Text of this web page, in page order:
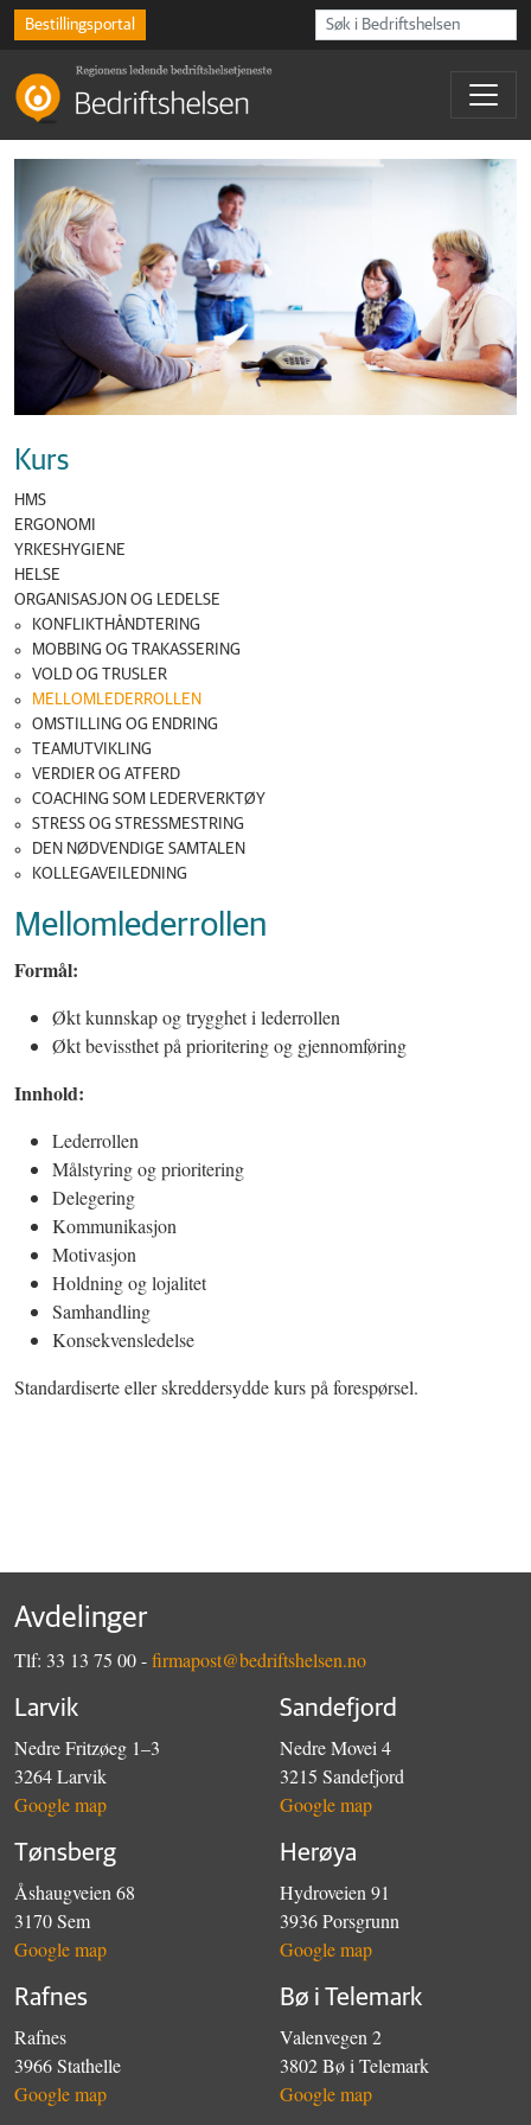
Bestillingsportal
Kurs
HMS
ERGONOMI
YRKESHYGIENE
HELSE
ORGANISASJON OG LEDELSE
KONFLIKTHÅNDTERING
MOBBING OG TRAKASSERING
VOLD OG TRUSLER
MELLOMLEDERROLLEN
OMSTILLING OG ENDRING
TEAMUTVIKLING
VERDIER OG ATFERD
COACHING SOM LEDERVERKTØY
STRESS OG STRESSMESTRING
DEN NØDVENDIGE SAMTALEN
KOLLEGAVEILEDNING
Mellomlederrollen
Formål:
Økt kunnskap og trygghet i lederrollen
Økt bevissthet på prioritering og gjennomføring
Innhold:
Lederrollen
Målstyring og prioritering
Delegering
Kommunikasjon
Motivasjon
Holdning og lojalitet
Samhandling
Konsekvensledelse
Standardiserte eller skreddersydde kurs på forespørsel.
Avdelinger
Tlf: 33 13 75 00 -firmapost@bedriftshelsen.no
Larvik
Nedre Fritzøeg 1–3
3264 Larvik
Google map
Sandefjord
Nedre Movei 4
3215 Sandefjord
Google map
Tønsberg
Åshaugveien 68
3170 Sem
Google map
Herøya
Hydroveien 91
3936 Porsgrunn
Google map
Rafnes
Rafnes
3966 Stathelle
Google map
Bø i Telemark
Valenvegen 2
3802 Bø i Telemark
Google map